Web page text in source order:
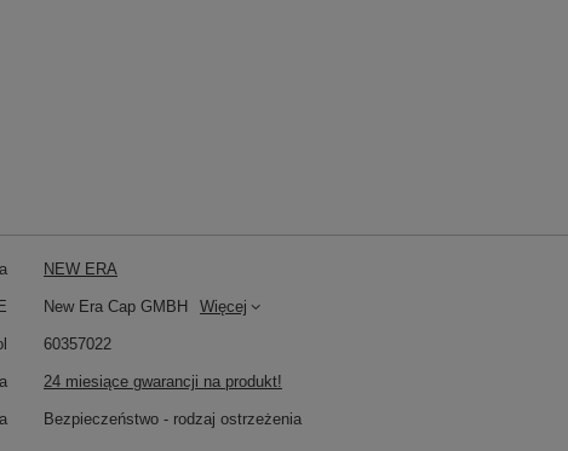
NEW ERA
New Era Cap GMBH Więcej
60357022
24 miesiące gwarancji na produkt!
Bezpieczeństwo - rodzaj ostrzeżenia